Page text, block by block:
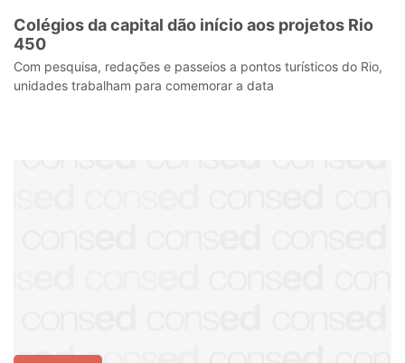
Colégios da capital dão início aos projetos Rio
450
Com pesquisa, redações e passeios a pontos turísticos do Rio,
unidades trabalham para comemorar a data